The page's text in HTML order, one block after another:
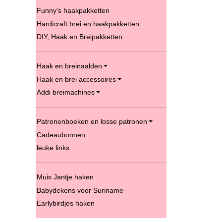
Funny's haakpakketten
Hardicraft brei en haakpakketten
DIY, Haak en Breipakketten
Haak en breinaalden
Haak en brei accessoires
Addi breimachines
Patronenboeken en losse patronen
Cadeaubonnen
leuke links
Muis Jantje haken
Babydekens voor Suriname
Earlybirdjes haken